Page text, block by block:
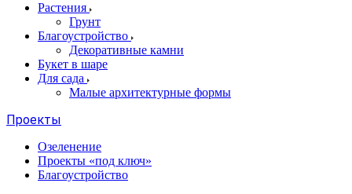
Растения
Грунт
Благоустройство
Декоративные камни
Букет в шаре
Для сада
Малые архитектурные формы
Проекты
Озеленение
Проекты «под ключ»
Благоустройство